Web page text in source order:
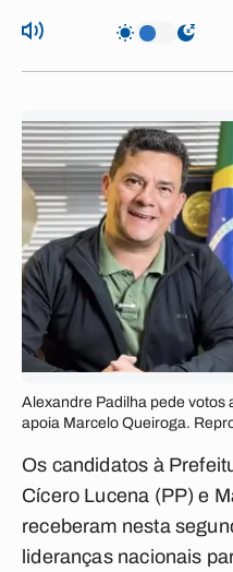
Alexandre Padilha pede votos
apoia Marcelo Queiroga.
Os candidatos à
Cícero Lucena (PP) e
receberam nesta
lideranças nacionais